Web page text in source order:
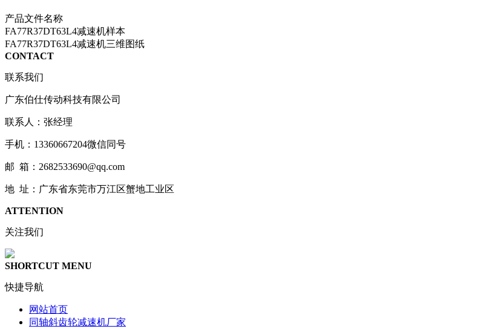
产品文件名称
FA77R37DT63L4减速机样本
FA77R37DT63L4减速机三维图纸
CONTACT
联系我们
广东伯仕传动科技有限公司
联系人：张经理
手机：13360667204微信同号
邮 箱：2682533690@qq.com
地 址：广东省东莞市万江区蟹地工业区
ATTENTION
关注我们
SHORTCUT MENU
快捷导航
网站首页
同轴斜齿轮减速机厂家